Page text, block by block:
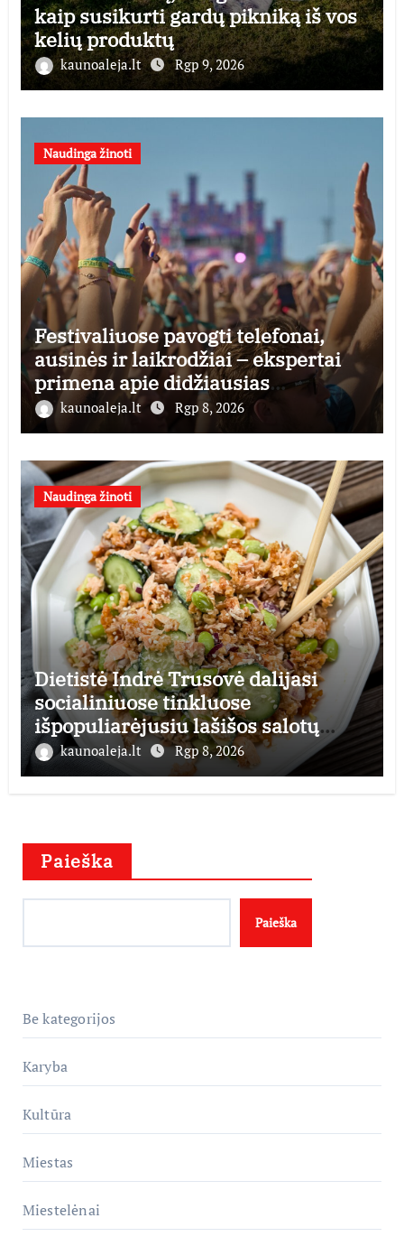
kaip susikurti gardų pikniką iš vos
kelių produktų
kaunoaleja.lt Rgp 9, 2026
Naudinga žinoti
Festivaliuose pavogti telefonai,
ausinės ir laikrodžiai – ekspertai
primena apie didžiausias
finansines rizikas
kaunoaleja.lt Rgp 8, 2026
Naudinga žinoti
Dietistė Indrė Trusovė dalijasi
socialiniuose tinkluose
išpopuliarėjusiu lašišos salotų
receptu
kaunoaleja.lt Rgp 8, 2026
Paieška
Paieška
Be kategorijos
Karyba
Kultūra
Miestas
Miestelėnai